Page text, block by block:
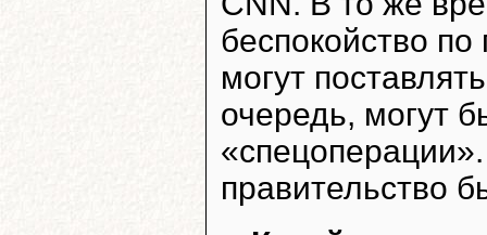
беспокойство
могут
очередь, могут
правительство